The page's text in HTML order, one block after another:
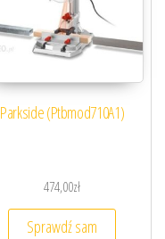
Parkside (Ptbmod710A1)
474,00zł
Sprawdź sam